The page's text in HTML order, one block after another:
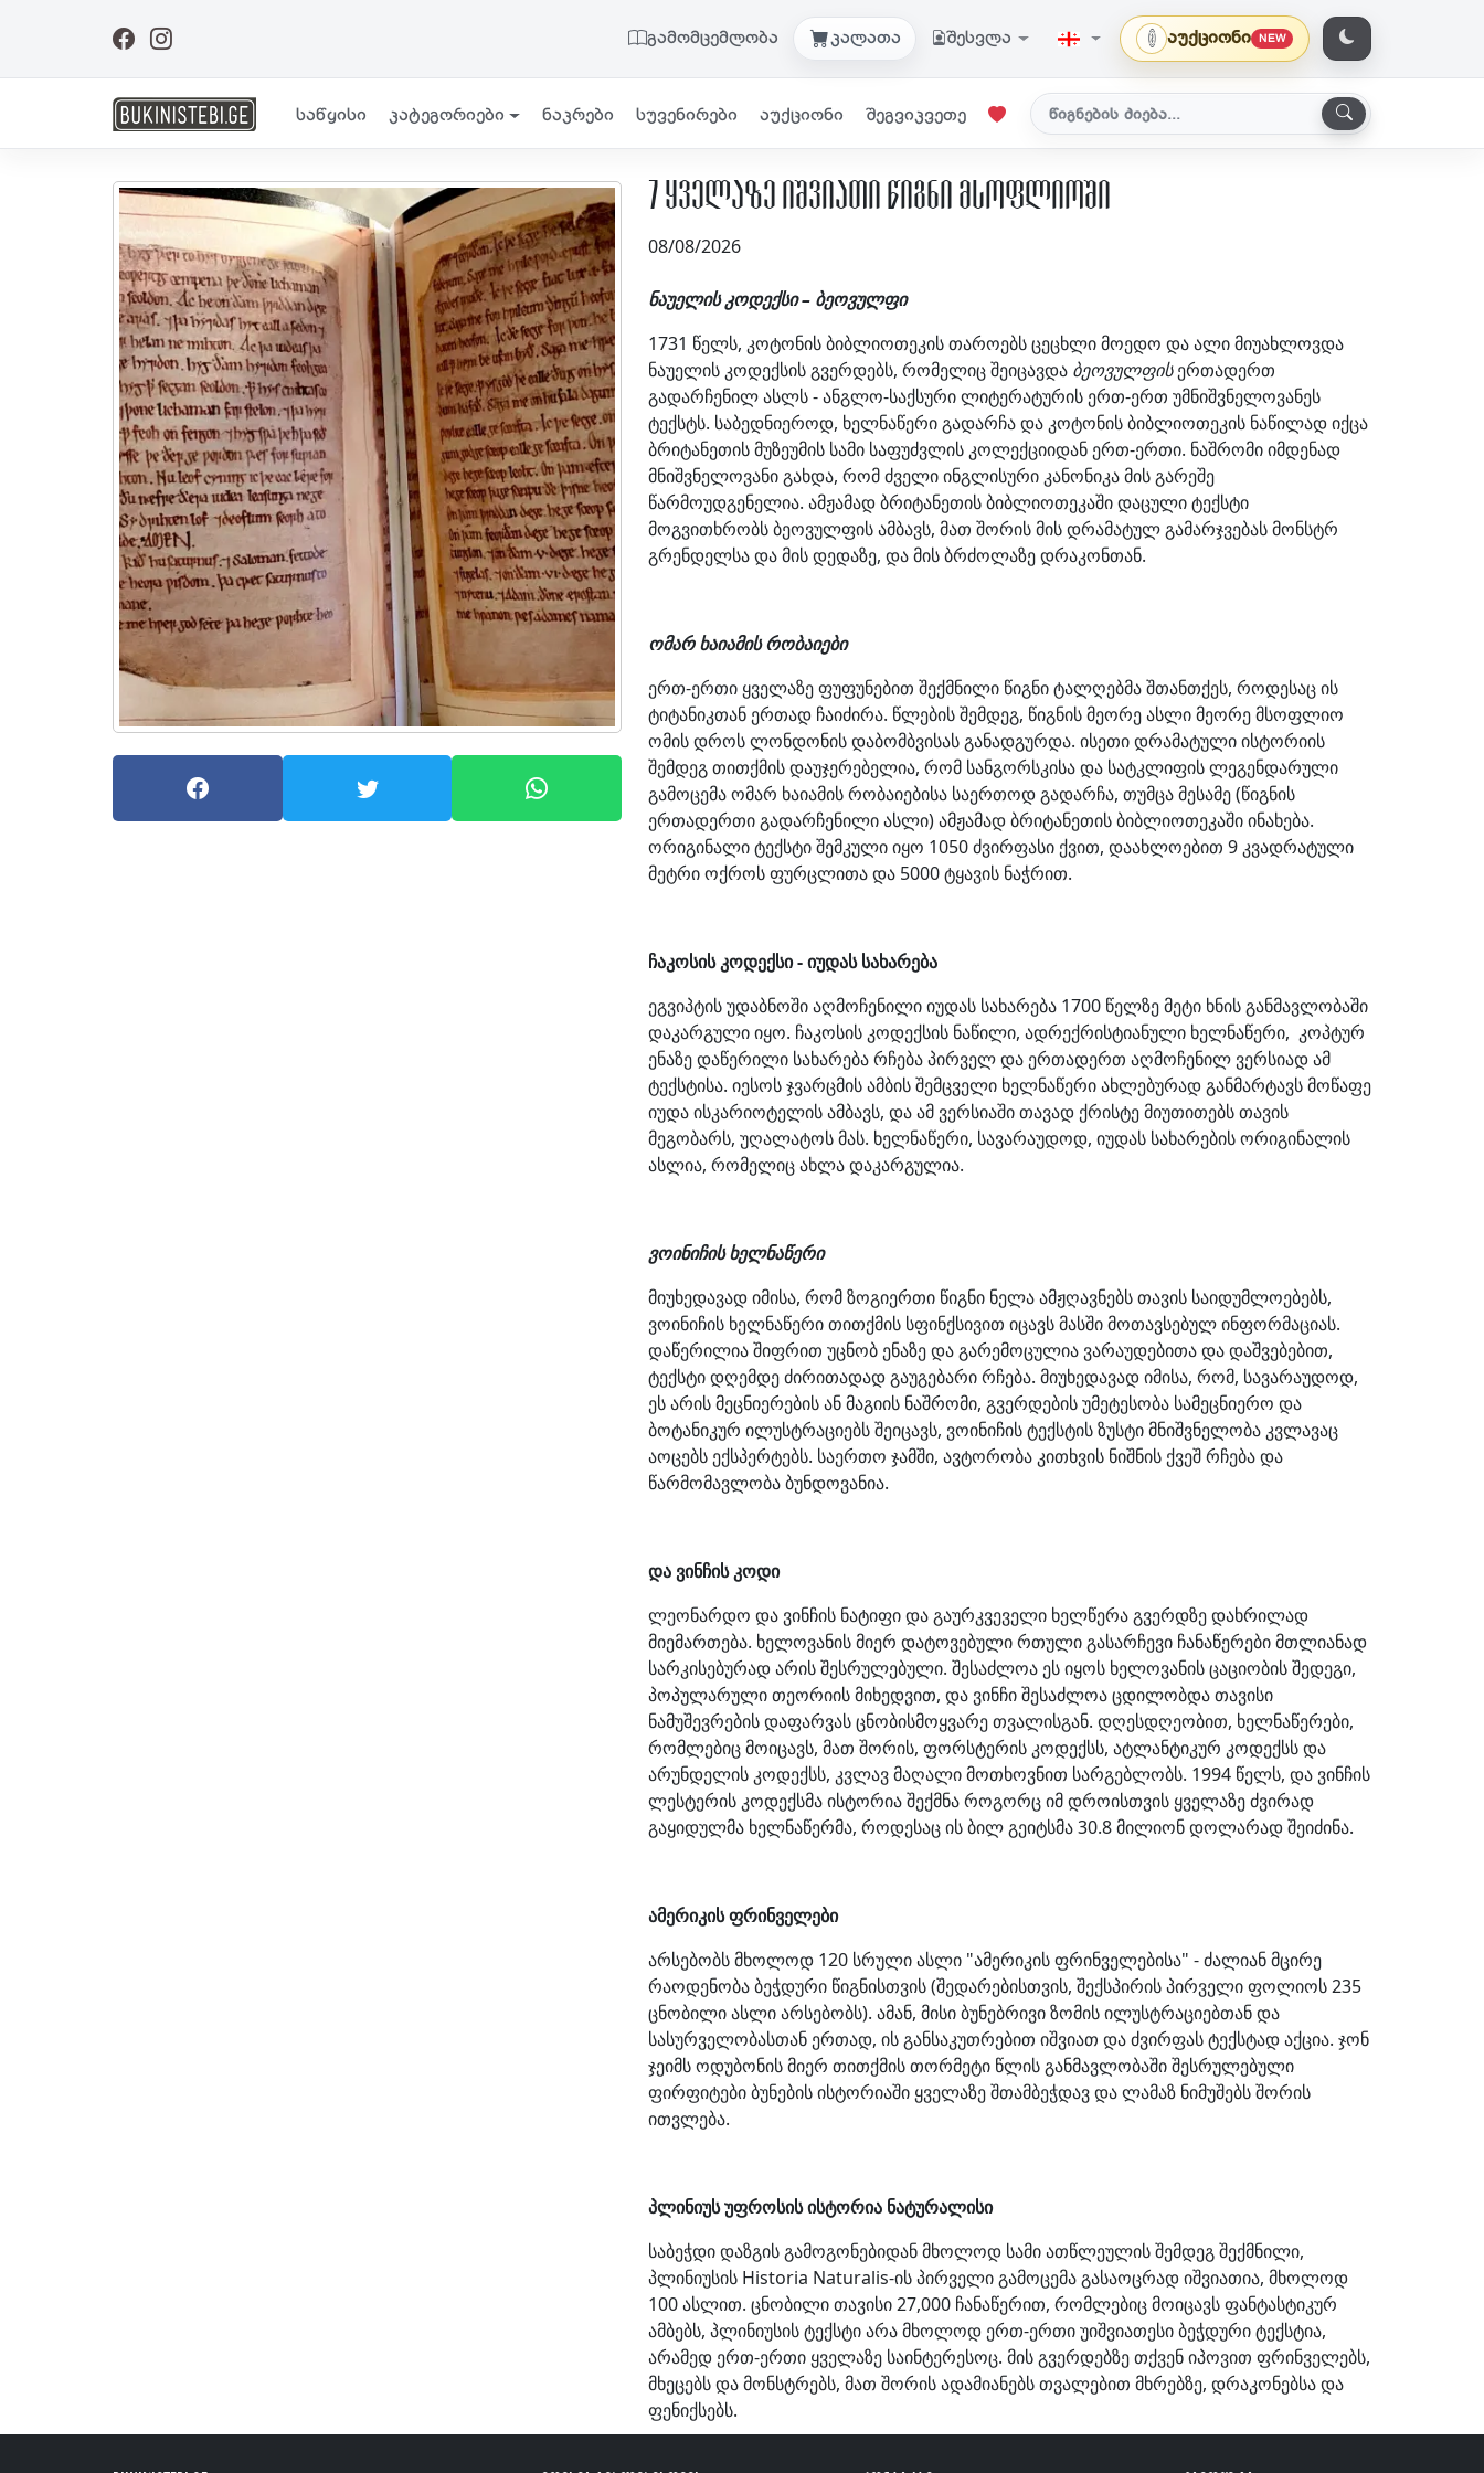
გამომცემლობა კალათა შესვლა აუქციონი NEW
საწყისი კატეგორიები ნაკრები სუვენირები აუქციონი შეგვიკვეთე
7 ყველაზე იშვიათი წიგნი მსოფლიოში
08/08/2026
ნაუელის კოდექსი – ბეოვულფი
1731 წელს, კოტონის ბიბლიოთეკის თაროებს ცეცხლი მოედო და ალი მიუახლოვდა
ნაუელის კოდექსის გვერდებს, რომელიც შეიცავდა ბეოვულფისერთადერთ
გადარჩენილ ასლს - ანგლო-საქსური ლიტერატურის ერთ-ერთ უმნიშვნელოვანეს
ტექსტს. საბედნიეროდ, ხელნაწერი გადარჩა და კოტონის ბიბლიოთეკის ნაწილად იქცა
ბრიტანეთის მუზეუმის სამი საფუძვლის კოლექციიდან ერთ-ერთი. ნაშრომი იმდენად
მნიშვნელოვანი გახდა, რომ ძველი ინგლისური კანონიკა მის გარეშე
წარმოუდგენელია. ამჟამად ბრიტანეთის ბიბლიოთეკაში დაცული ტექსტი
მოგვითხრობს ბეოვულფის ამბავს, მათ შორის მის დრამატულ გამარჯვებას მონსტრ
გრენდელსა და მის დედაზე, და მის ბრძოლაზე დრაკონთან.
ომარ ხაიამის რობაიები
ერთ-ერთი ყველაზე ფუფუნებით შექმნილი წიგნი ტალღებმა შთანთქეს, როდესაც ის
ტიტანიკთან ერთად ჩაიძირა. წლების შემდეგ, წიგნის მეორე ასლი მეორე მსოფლიო
ომის დროს ლონდონის დაბომბვისას განადგურდა. ისეთი დრამატული ისტორიის
შემდეგ თითქმის დაუჯერებელია, რომ სანგორსკისა და სატკლიფის ლეგენდარული
გამოცემა ომარ ხაიამის რობაიებისა საერთოდ გადარჩა, თუმცა მესამე (წიგნის
ერთადერთი გადარჩენილი ასლი) ამჟამად ბრიტანეთის ბიბლიოთეკაში ინახება.
ორიგინალი ტექსტი შემკული იყო 1050 ძვირფასი ქვით, დაახლოებით 9 კვადრატული
მეტრი ოქროს ფურცლითა და 5000 ტყავის ნაჭრით.
ჩაკოსის კოდექსი - იუდას სახარება
ეგვიპტის უდაბნოში აღმოჩენილი იუდას სახარება 1700 წელზე მეტი ხნის განმავლობაში
დაკარგული იყო. ჩაკოსის კოდექსის ნაწილი, ადრექრისტიანული ხელნაწერი, კოპტურ
ენაზე დაწერილი სახარება რჩება პირველ და ერთადერთ აღმოჩენილ ვერსიად ამ
ტექსტისა. იესოს ჯვარცმის ამბის შემცველი ხელნაწერი ახლებურად განმარტავს მოწაფე
იუდა ისკარიოტელის ამბავს, და ამ ვერსიაში თავად ქრისტე მიუთითებს თავის
მეგობარს, უღალატოს მას. ხელნაწერი, სავარაუდოდ, იუდას სახარების ორიგინალის
ასლია, რომელიც ახლა დაკარგულია.
ვოინიჩის ხელნაწერი
მიუხედავად იმისა, რომ ზოგიერთი წიგნი ნელა ამჟღავნებს თავის საიდუმლოებებს,
ვოინიჩის ხელნაწერი თითქმის სფინქსივით იცავს მასში მოთავსებულ ინფორმაციას.
დაწერილია შიფრით უცნობ ენაზე და გარემოცულია ვარაუდებითა და დაშვებებით,
ტექსტი დღემდე ძირითადად გაუგებარი რჩება. მიუხედავად იმისა, რომ, სავარაუდოდ,
ეს არის მეცნიერების ან მაგიის ნაშრომი, გვერდების უმეტესობა სამეცნიერო და
ბოტანიკურ ილუსტრაციებს შეიცავს, ვოინიჩის ტექსტის ზუსტი მნიშვნელობა კვლავაც
აოცებს ექსპერტებს. საერთო ჯამში, ავტორობა კითხვის ნიშნის ქვეშ რჩება და
წარმომავლობა ბუნდოვანია.
და ვინჩის კოდი
ლეონარდო და ვინჩის ნატიფი და გაურკვეველი ხელწერა გვერდზე დახრილად
მიემართება. ხელოვანის მიერ დატოვებული რთული გასარჩევი ჩანაწერები მთლიანად
სარკისებურად არის შესრულებული. შესაძლოა ეს იყოს ხელოვანის ცაციობის შედეგი,
პოპულარული თეორიის მიხედვით, და ვინჩი შესაძლოა ცდილობდა თავისი
ნამუშევრების დაფარვას ცნობისმოყვარე თვალისგან. დღესდღეობით, ხელნაწერები,
რომლებიც მოიცავს, მათ შორის, ფორსტერის კოდექსს, ატლანტიკურ კოდექსს და
არუნდელის კოდექსს, კვლავ მაღალი მოთხოვნით სარგებლობს. 1994 წელს, და ვინჩის
ლესტერის კოდექსმა ისტორია შექმნა როგორც იმ დროისთვის ყველაზე ძვირად
გაყიდულმა ხელნაწერმა, როდესაც ის ბილ გეიტსმა 30.8 მილიონ დოლარად შეიძინა.
ამერიკის ფრინველები
არსებობს მხოლოდ 120 სრული ასლი "ამერიკის ფრინველებისა" - ძალიან მცირე
რაოდენობა ბეჭდური წიგნისთვის (შედარებისთვის, შექსპირის პირველი ფოლიოს 235
ცნობილი ასლი არსებობს). ამან, მისი ბუნებრივი ზომის ილუსტრაციებთან და
სასურველობასთან ერთად, ის განსაკუთრებით იშვიათ და ძვირფას ტექსტად აქცია. ჯონ
ჯეიმს ოდუბონის მიერ თითქმის თორმეტი წლის განმავლობაში შესრულებული
ფირფიტები ბუნების ისტორიაში ყველაზე შთამბეჭდავ და ლამაზ ნიმუშებს შორის
ითვლება.
პლინიუს უფროსის ისტორია ნატურალისი
საბეჭდი დაზგის გამოგონებიდან მხოლოდ სამი ათწლეულის შემდეგ შექმნილი,
პლინიუსის Historia Naturalis-ის პირველი გამოცემა გასაოცრად იშვიათია, მხოლოდ
100 ასლით. ცნობილი თავისი 27,000 ჩანაწერით, რომლებიც მოიცავს ფანტასტიკურ
ამბებს, პლინიუსის ტექსტი არა მხოლოდ ერთ-ერთი უიშვიათესი ბეჭდური ტექსტია,
არამედ ერთ-ერთი ყველაზე საინტერესოც. მის გვერდებზე თქვენ იპოვით ფრინველებს,
მხეცებს და მონსტრებს, მათ შორის ადამიანებს თვალებით მხრებზე, დრაკონებსა და
ფენიქსებს.